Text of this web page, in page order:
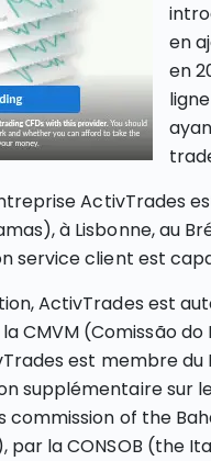
en
en
ActivTrades
à Lisbonne, au
service client est
ActivTrades est
CMVM (Comissão
est membre du
supplémentaire sur
commission of the
par la CONSOB (the